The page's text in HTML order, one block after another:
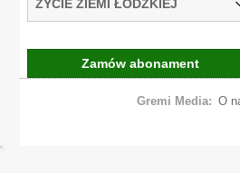
ŻYCIE ZIEMI ŁÓDZKIEJ
Zamów abonament
Gremi Media: O